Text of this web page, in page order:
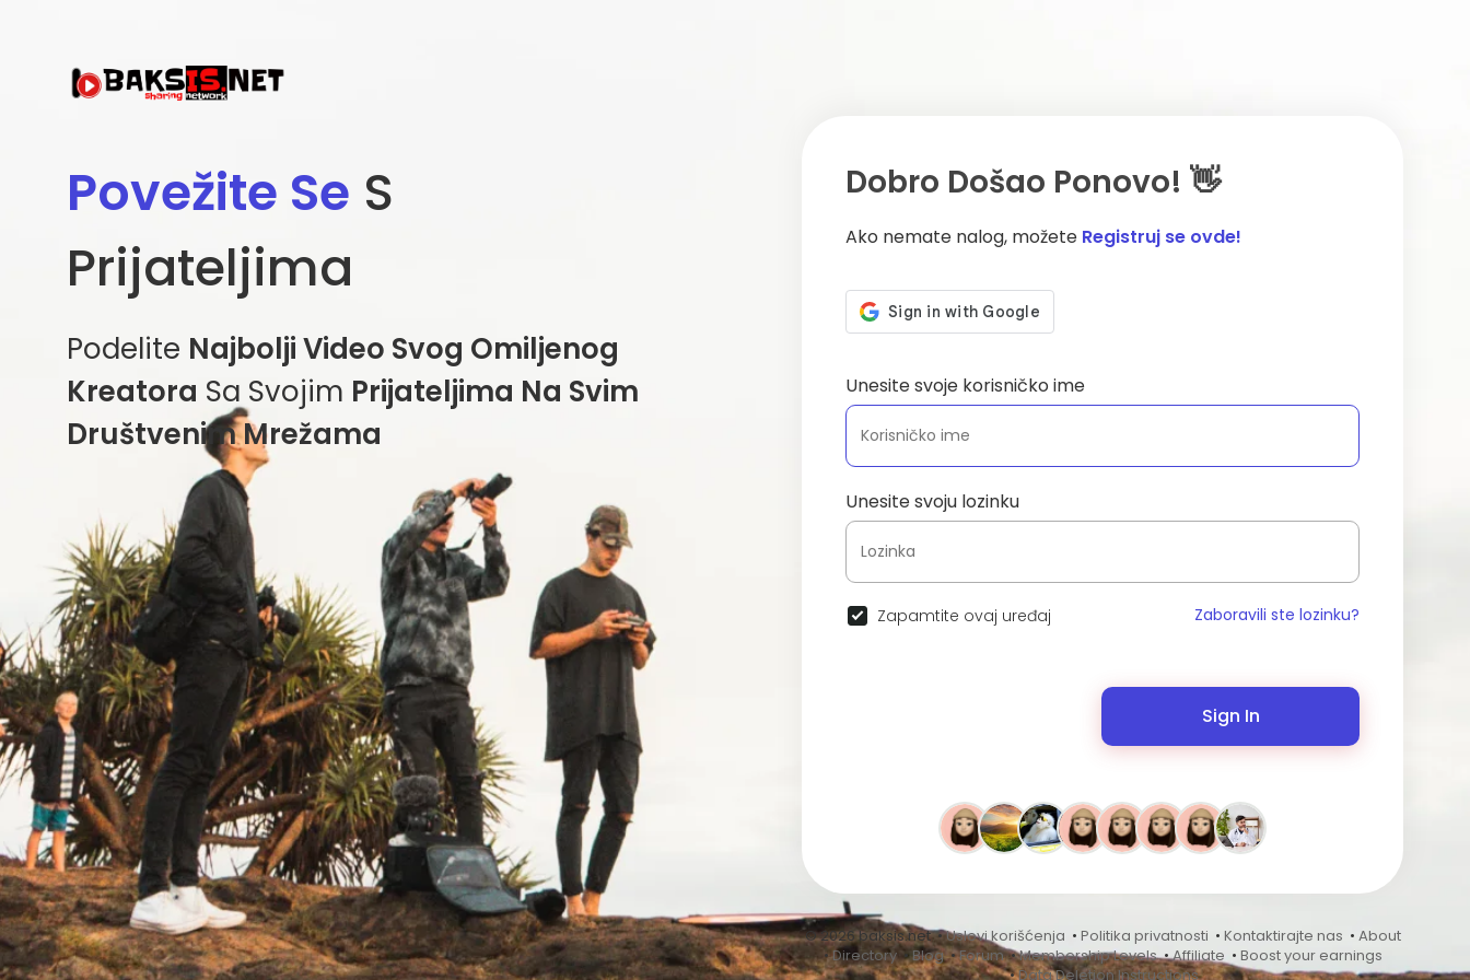
Povežite Se S
Prijateljima
Podelite Najbolji Video Svog Omiljenog
Kreatora Sa Svojim Prijateljima Na Svim
Društvenim Mrežama
Dobro Došao Ponovo! 👋
Ako nemate nalog, možete Registruj se ovde!
Unesite svoje korisničko ime
Unesite svoju lozinku
Zapamtite ovaj uređaj Zaboravili ste lozinku?
Sign In
© 2026 baksis.net •Uslovi korišćenja • Politika privatnosti • Kontaktirajte nas • About
•Directory•Blog•Forum•Membership Levels•Affiliate • Boost your earnings
•Data Deletion Instructions